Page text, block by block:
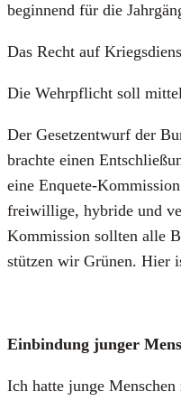
begin­nend für die
Das Recht auf
Die Wehr­pflicht soll
Der Gesetz­ent­wurf der
brach­te einen
eine Enquete-
frei­wil­li­ge, hybri­de und
Kom­mis­si­on soll­ten alle
stüt­zen wir Grü­nen. Hier
Ein­bin­dung jun­ger
Ich hat­te jun­ge